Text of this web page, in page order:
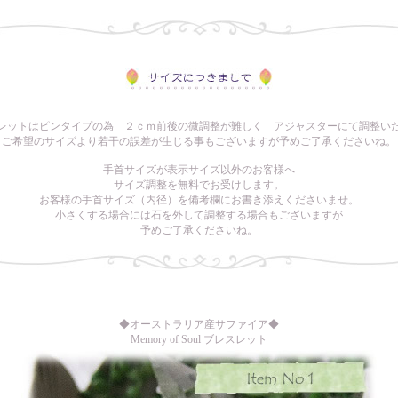
ットはピンタイプの為 ２ｃｍ前後の微調整が難しく アジャスターにて調整い
ご希望のサイズより若干の誤差が生じる事もございますが予めご了承くださいね。
手首サイズが表示サイズ以外のお客様へ
サイズ調整を無料でお受けします。
お客様の手首サイズ（内径）を備考欄にお書き添えくださいませ。
小さくする場合には石を外して調整する場合もございますが
予めご了承くださいね。
◆オーストラリア産サファイア◆
Memory of Soul ブレスレット